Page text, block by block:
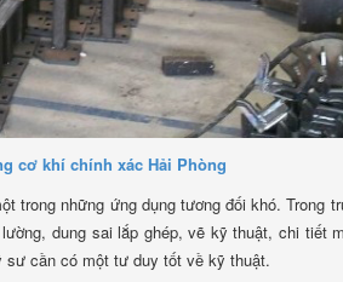
cơ khí chính xác Hải Phòng
trong những ứng dụng tương đối khó. Trong
dung sai lắp ghép, vẽ kỹ thuật, chi tiết
cần có một tư duy tốt về kỹ thuật.